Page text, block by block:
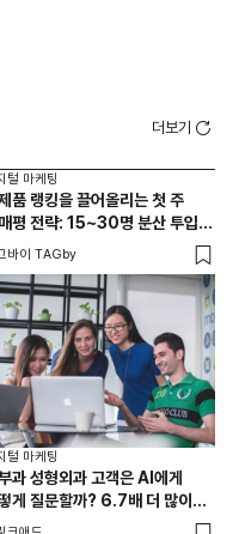
더보기
털 마케팅
품 랭킹을 끌어올리는 첫 주
평 전략: 15~30명 분산 투입의
바이 TAGby
털 마케팅
과 성형외과 고객은 AI에게
게 질문할까? 6.7배 더 많이
질문은?